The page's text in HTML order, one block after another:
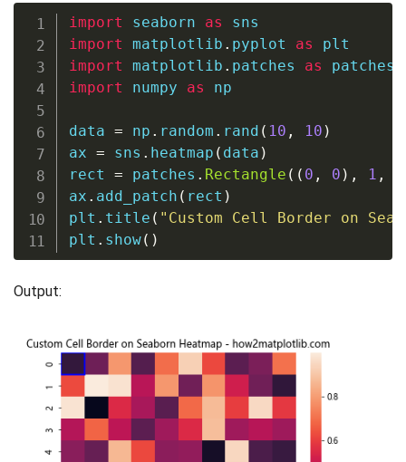
import seaborn as
import matplotlib . pyplot as
import matplotlib . patches as
import numpy as np
data = np . random . rand ( 10 , 10 )
ax = sns . heatmap ( data )
rect = patches . Rectangle ( ( 0 , 0 ) , 1 ,
ax . add_patch ( rect )
plt . title ( "Custom Cell Border on
plt . show( )
Output: